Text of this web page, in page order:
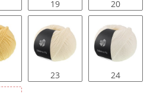
19 20
23 24